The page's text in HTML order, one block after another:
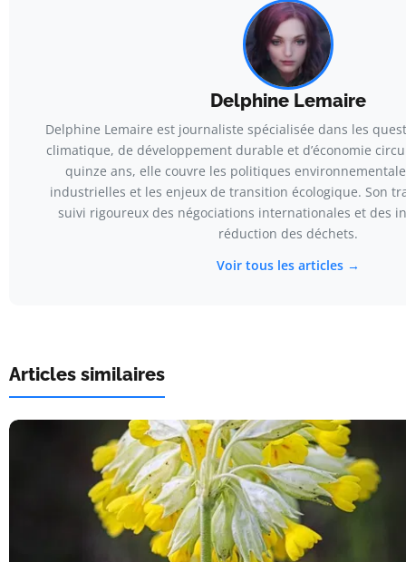
Delphine Lemaire
Delphine Lemaire est journaliste spécialisée dans les
climatique, de développement durable et d’économie
quinze ans, elle couvre les politiques
industrielles et les enjeux de transition écologique. Son
suivi rigoureux des négociations internationales et des
réduction des déchets.
Voir tous les articles →
Articles similaires